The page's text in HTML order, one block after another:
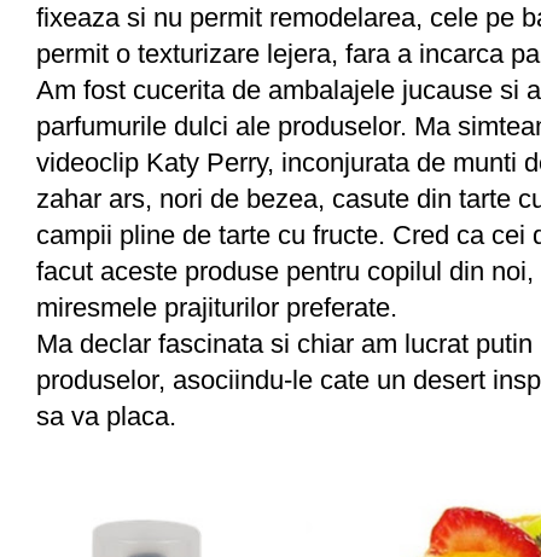
fixeaza si nu permit remodelarea, cele pe
permit o texturizare lejera, fara a incarca
Am fost cucerita de ambalajele jucause si
parfumurile dulci ale produselor. Ma
videoclip Katy Perry, inconjurata de munti
zahar ars, nori de bezea, casute din tarte
campii pline de tarte cu fructe. Cred ca cei
facut aceste produse pentru copilul din
miresmele prajiturilor preferate.
Ma declar fascinata si chiar am lucrat putin
produselor, asociindu-le cate un desert
sa va placa.